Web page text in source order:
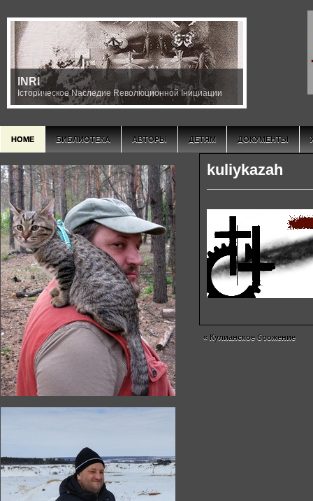
INRI
Iсторическое Nаследие Rеволюционной Iнициации
HOME БИБЛИОТЕКА АВТОРЫ ДЕТЯМ ДОКУМЕНТЫ
kuliykazah
« Кулианское брожение